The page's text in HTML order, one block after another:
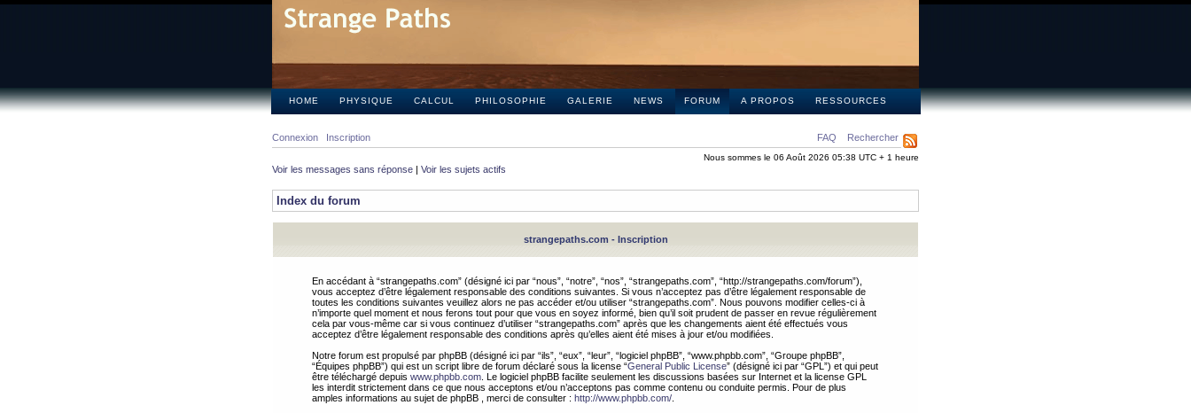
HOME PHYSIQUE CALCUL PHILOSOPHIE GALERIE NEWS FORUM A PROPOS RESSOURCES
FAQ Rechercher
Connexion Inscription
Nous sommes le 06 Août 2026 05:38 UTC + 1 heure
Voir les messages sans réponse | Voir les sujets actifs
Index du forum
strangepaths.com - Inscription
En accédant à “strangepaths.com” (désigné ici par “nous”, “notre”, “nos”, “strangepaths.com”, “http://strangepaths.com/forum”),
vous acceptez d’être légalement responsable des conditions suivantes. Si vous n’acceptez pas d’être légalement responsable de
toutes les conditions suivantes veuillez alors ne pas accéder et/ou utiliser “strangepaths.com”. Nous pouvons modifier celles-ci à
n’importe quel moment et nous ferons tout pour que vous en soyez informé, bien qu’il soit prudent de passer en revue régulièrement
cela par vous-même car si vous continuez d’utiliser “strangepaths.com” après que les changements aient été effectués vous
acceptez d’être légalement responsable des conditions après qu’elles aient été mises à jour et/ou modifiées.
Notre forum est propulsé par phpBB (désigné ici par “ils”, “eux”, “leur”, “logiciel phpBB”, “www.phpbb.com”, “Groupe phpBB”,
“Équipes phpBB”) qui est un script libre de forum déclaré sous la license “General Public License” (désigné ici par “GPL”) et qui peut
être téléchargé depuis www.phpbb.com . Le logiciel phpBB facilite seulement les discussions basées sur Internet et la license GPL
les interdit strictement dans ce que nous acceptons et/ou n’acceptons pas comme contenu ou conduite permis. Pour de plus
amples informations au sujet de phpBB , merci de consulter : http://www.phpbb.com/